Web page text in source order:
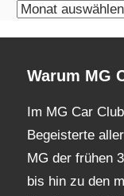
monatliches
Warum MG
Im MG Car
Begeisterte
MG der frühen
bis hin zu den